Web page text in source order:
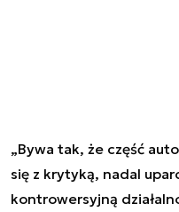
„Bywa tak, że część
się z krytyką, nadal
kontrowersyjną